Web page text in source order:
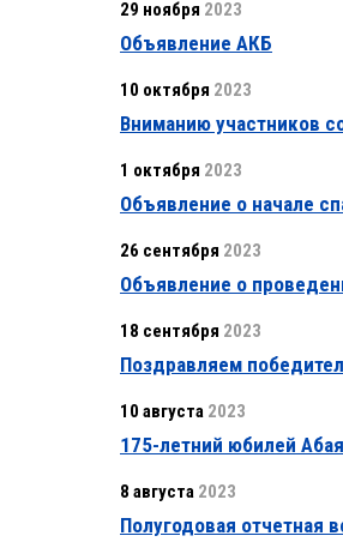
29 ноября 2023
Объявление АКБ
10 октября 2023
Вниманию участников
1 октября 2023
Объявление о начале
26 сентября 2023
Объявление о
18 сентября 2023
Поздравляем
10 августа 2023
175-летний юбилей
8 августа 2023
Полугодовая отчетная